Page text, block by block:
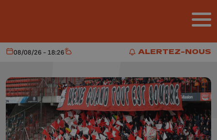
ALERTEZ-NOUS
ALERTEZ-NOUS
Aujourd'hui
08/08/26 - 18:26 Météo